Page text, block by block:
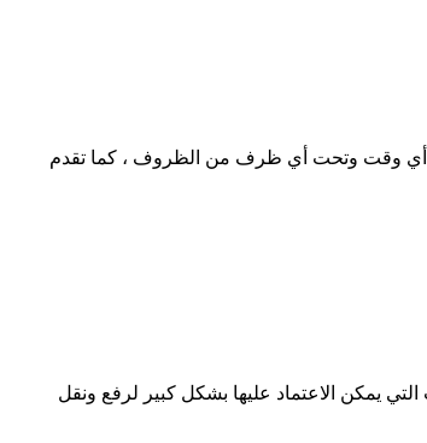
أي وقت وتحت أي ظرف من الظروف ، كما تقدم
يمكن الاعتماد عليها بشكل كبير لرفع ونقل